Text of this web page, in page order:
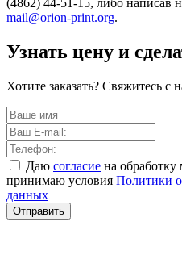
mail@orion-print.org.
Узнать цену и
Хотите заказать? Свяжитесь
Даю согласие на
принимаю условия Политики
данных
Отправить